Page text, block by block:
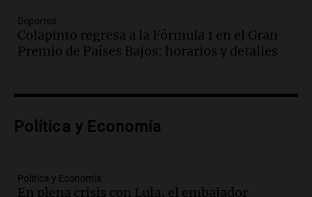
Audio. Borges, abogada de Pourrain:
"Tres hombres se lo llevaron para
hacerle preguntas y nunca regresó"
Episodios
metros del río Suquía y retiraron hasta
Episodios
Deportes
Colapinto regresa a la Fórmula 1 en el Gran
Premio de Países Bajos: horarios y detalles
Política y Economía
Política y Economía
En plena crisis con Lula, el embajador